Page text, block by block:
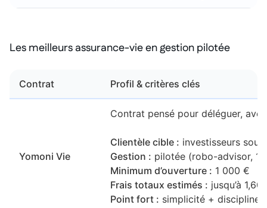
Les meilleurs assurance-vie en gestion pilotée
Contrat Profil & critères clés
Yomoni Vie
Contrat pensé pour déléguer,
Clientèle cible : investisseurs
Gestion : pilotée (robo-advisor,
Minimum d’ouverture : 1 000 €
Frais totaux estimés : jusqu’à
Point fort : simplicité + discipline